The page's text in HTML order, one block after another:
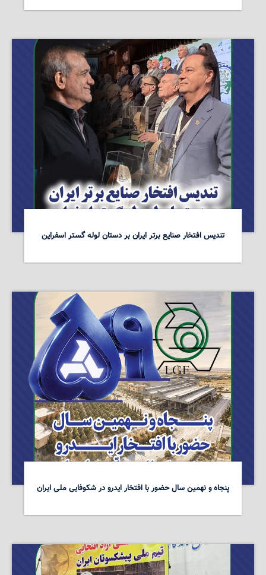
تندیس افتخار صنایع برتر ایران بر دستان لوله گستر اسفراین
پنجاه و نهمین سال حضور با افتخار ایدرو در شکوفایی ملی ایران